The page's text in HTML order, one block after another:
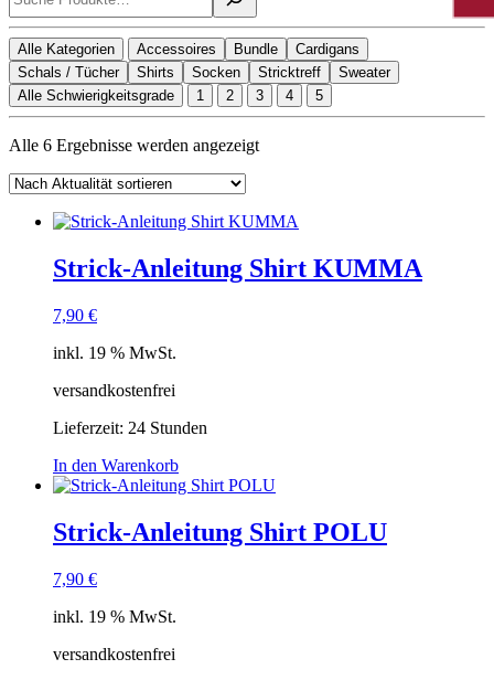
Alle Kategorien Accessoires Bundle
Cardigans
Schals / Tücher
Shirts Socken Stricktreff
Sweater
Alle Schwierigkeitsgrade
1 2 3 4 5
Alle 6 Ergebnisse werden angezeigtNach
Strick-Anleitung Shirt KUMMA
7,90 €
inkl. 19 % MwSt.
versandkostenfrei
Lieferzeit: 24 Stunden
In den Warenkorb
Strick-Anleitung Shirt POLU
7,90 €
inkl. 19 % MwSt.
versandkostenfrei